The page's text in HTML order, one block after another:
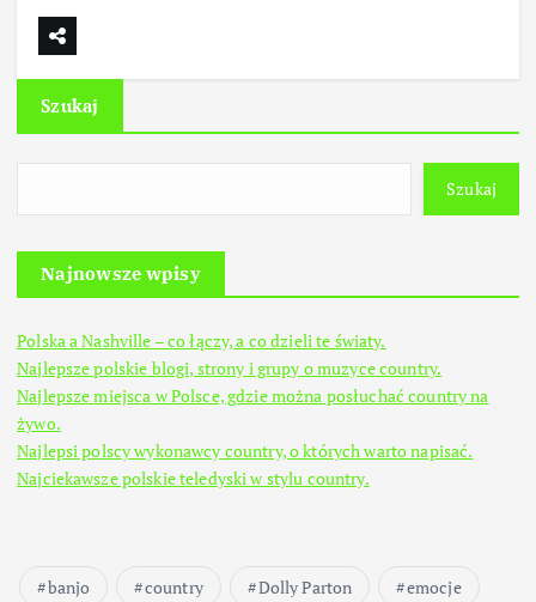
Szukaj
Szukaj
Najnowsze wpisy
Polska a Nashville – co łączy, a co dzieli te światy.
Najlepsze polskie blogi, strony i grupy o muzyce country.
Najlepsze miejsca w Polsce, gdzie można posłuchać country na
żywo.
Najlepsi polscy wykonawcy country, o których warto napisać.
Najciekawsze polskie teledyski w stylu country.
banjo country Dolly Parton
emocje